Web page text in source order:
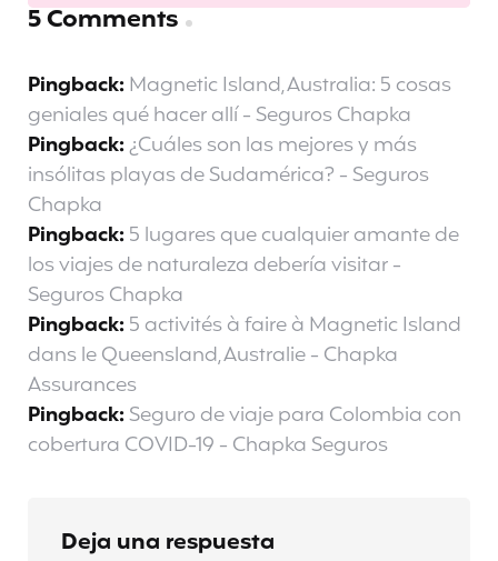
5 Comments
Pingback:Magnetic Island, Australia: 5 cosas
geniales qué hacer allí - Seguros Chapka
Pingback:¿Cuáles son las mejores y más
insólitas playas de Sudamérica? - Seguros
Chapka
Pingback:5 lugares que cualquier amante de
los viajes de naturaleza debería visitar -
Seguros Chapka
Pingback:5 activités à faire à Magnetic Island
dans le Queensland, Australie - Chapka
Assurances
Pingback:Seguro de viaje para Colombia con
cobertura COVID-19 - Chapka Seguros
Deja una respuesta